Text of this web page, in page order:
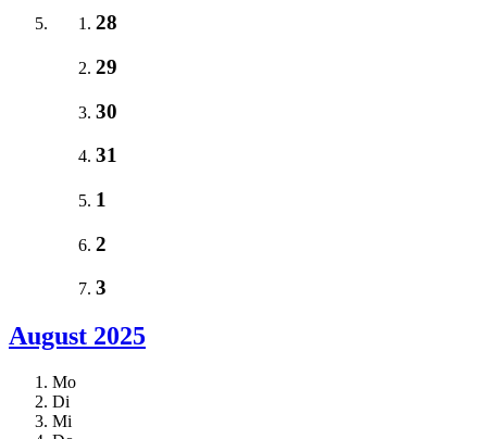
28
29
30
31
1
2
3
August 2025
Mo
Di
Mi